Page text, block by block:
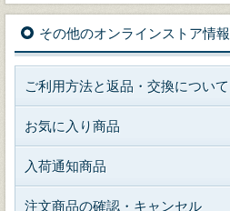
その他のオンラインストア情報
ご利用方法と返品・交換について
お気に入り商品
入荷通知商品
注文商品の確認・キャンセル